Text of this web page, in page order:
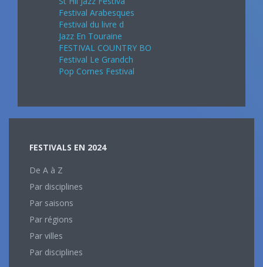
Festival Arabesques
Festival du livre d
Jazz En Touraine
FESTIVAL COUNTRY BO
Festival Le Grandch
Pop Cornes Festival
FESTIVALS EN 2024
De A à Z
Par disciplines
Par saisons
Par régions
Par villes
Par disciplines